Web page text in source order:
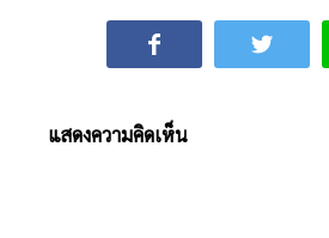
แสดงความคิดเห็น